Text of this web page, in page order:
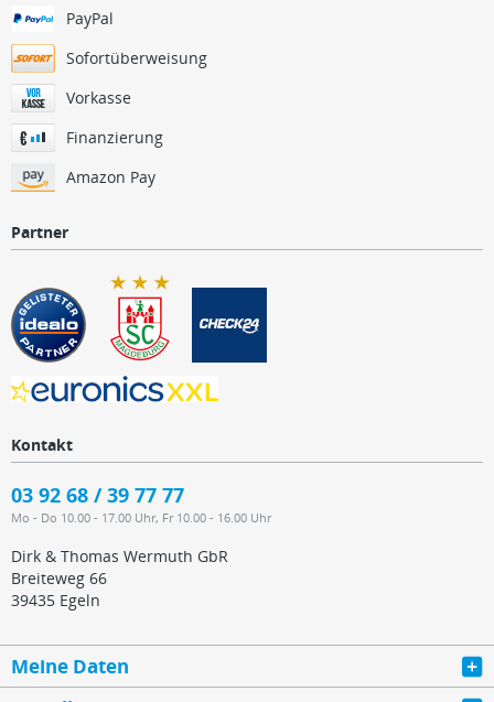
PayPal
Sofortüberweisung
Vorkasse
Finanzierung
Amazon Pay
Partner
Kontakt
03 92 68 / 39 77 77
Mo - Do 10.00 - 17.00 Uhr, Fr 10.00 - 16.00 Uhr
Dirk & Thomas Wermuth GbR
Breiteweg 66
39435 Egeln
Meine Daten